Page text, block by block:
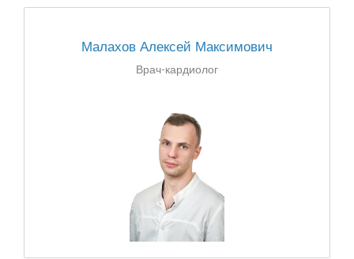
Малахов Алексей Максимович
Врач-кардиолог